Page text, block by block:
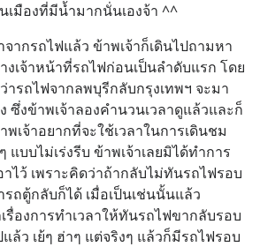
เมืองที่มีน้ำมากนั่นเองจ้า ^^
จากรถไฟแล้ว ข้าพเจ้าก็เดินไปถามหา
เจ้าหน้าที่รถไฟก่อนเป็นลำดับแรก โดย
ารถไฟจากลพบุรีกลับกรุงเทพฯ จะมา
ซึ่งข้าพเจ้าลองคำนวนเวลาดูแล้วและก็
เจ้าอยากที่จะใช้เวลาในการเดินชม
แบบไม่เร่งรีบ ข้าพเจ้าเลยมิได้ทำการ
ไว้ เพราะคิดว่าถ้ากลับไม่ทันรถไฟรอบ
ถตู้กลับก็ได้ เมื่อเป็นเช่นนั้นแล้ว
รื่องการทำเวลาให้ทันรถไฟขากลับรอบ
ล้ว เย้ๆ ฮ่าๆ แต่จริงๆ แล้วก็มีรถไฟรอบ